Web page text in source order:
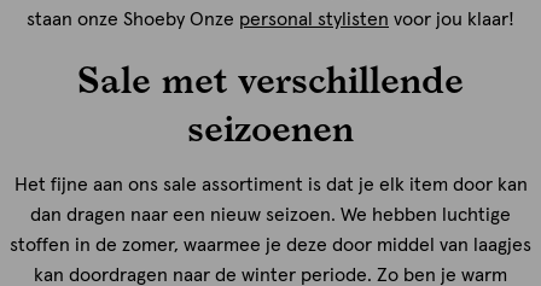
staan onze Shoeby Onze personal stylisten voor jou klaar!
Sale met verschillende
seizoenen
Het fijne aan ons sale assortiment is dat je elk item door kan
dan dragen naar een nieuw seizoen. We hebben luchtige
stoffen in de zomer, waarmee je deze door middel van laagjes
kan doordragen naar de winter periode. Zo ben je warm